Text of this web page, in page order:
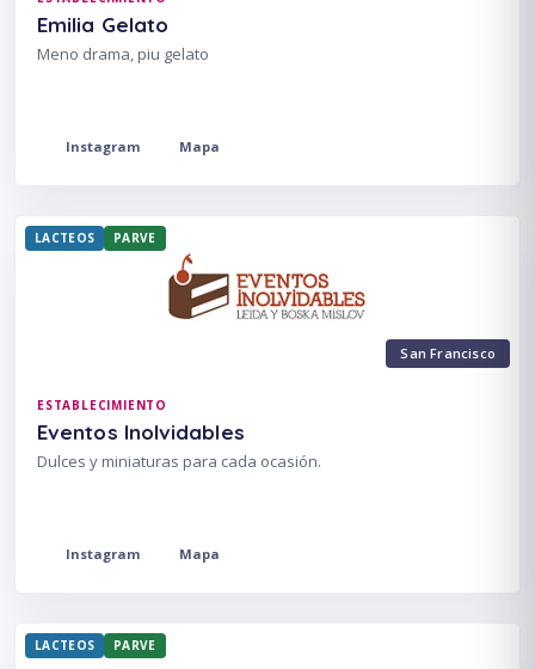
Emilia Gelato
Meno drama, piu gelato
Instagram Mapa
San Francisco
LACTEOS PARVE
ESTABLECIMIENTO
Eventos Inolvidables
Dulces y miniaturas para cada ocasión.
Instagram Mapa
LACTEOS PARVE